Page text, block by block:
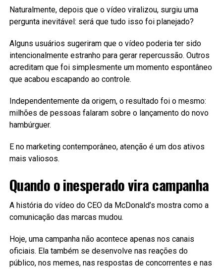
Naturalmente, depois que o vídeo viralizou, surgiu uma
pergunta inevitável: será que tudo isso foi planejado?
Alguns usuários sugeriram que o vídeo poderia ter sido
intencionalmente estranho para gerar repercussão. Outros
acreditam que foi simplesmente um momento espontâneo
que acabou escapando ao controle.
Independentemente da origem, o resultado foi o mesmo:
milhões de pessoas falaram sobre o lançamento do novo
hambúrguer.
E no marketing contemporâneo, atenção é um dos ativos
mais valiosos.
Quando o inesperado vira campanha
A história do vídeo do CEO da McDonald’s mostra como a
comunicação das marcas mudou.
Hoje, uma campanha não acontece apenas nos canais
oficiais. Ela também se desenvolve nas reações do
público, nos memes, nas respostas de concorrentes e nas